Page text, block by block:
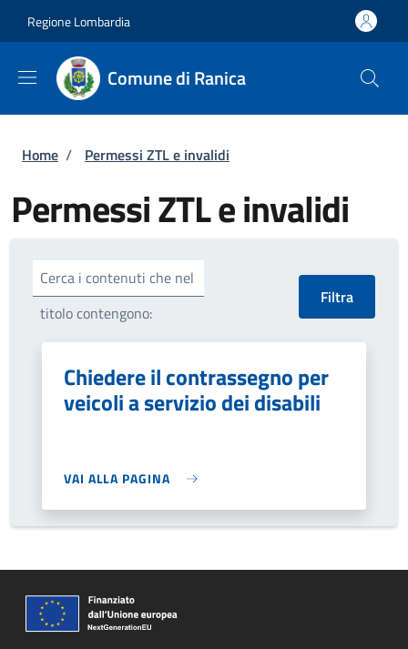
Regione Lombardia
Comune di Ranica
Briciole di pane
Home / Permessi ZTL e invalidi
Permessi ZTL e invalidi
Cerca i contenuti che nel
titolo contengono:
Chiedere il contrassegno per
veicoli a servizio dei disabili
VAI ALLA PAGINA